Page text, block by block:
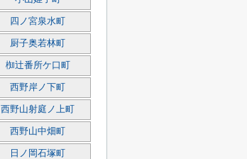
四ノ宮泉水町
厨子奥若林町
椥辻番所ケ口町
西野岸ノ下町
西野山射庭ノ上町
西野山中畑町
日ノ岡石塚町